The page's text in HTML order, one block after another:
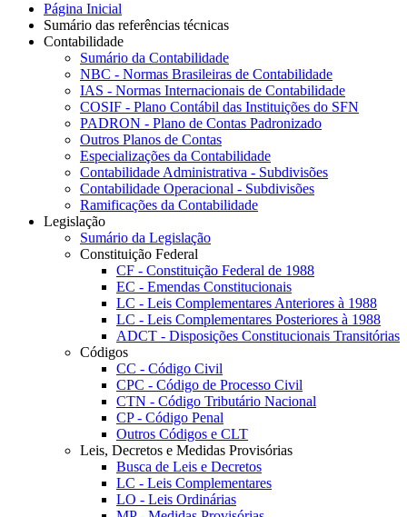
Página Inicial
Sumário das referências técnicas
Contabilidade
Sumário da Contabilidade
NBC - Normas Brasileiras de Contabilidade
IAS - Normas Internacionais de Contabilidade
COSIF - Plano Contábil das Instituições do SFN
PADRON - Plano de Contas Padronizado
Outros Planos de Contas
Especializações da Contabilidade
Contabilidade Administrativa - Subdivisões
Contabilidade Operacional - Subdivisões
Ramificações da Contabilidade
Legislação
Sumário da Legislação
Constituição Federal
CF - Constituição Federal de 1988
EC - Emendas Constitucionais
LC - Leis Complementares Anteriores à 1988
LC - Leis Complementares Posteriores à 1988
ADCT - Disposições Constitucionais Transitórias
Códigos
CC - Código Civil
CPC - Código de Processo Civil
CTN - Código Tributário Nacional
CP - Código Penal
Outros Códigos e CLT
Leis, Decretos e Medidas Provisórias
Busca de Leis e Decretos
LC - Leis Complementares
LO - Leis Ordinárias